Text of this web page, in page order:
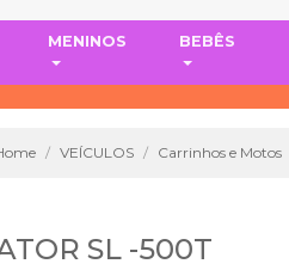
MENINOS BEBÊS
VEÍCULOS Carrinhos e Motos
SL -500T